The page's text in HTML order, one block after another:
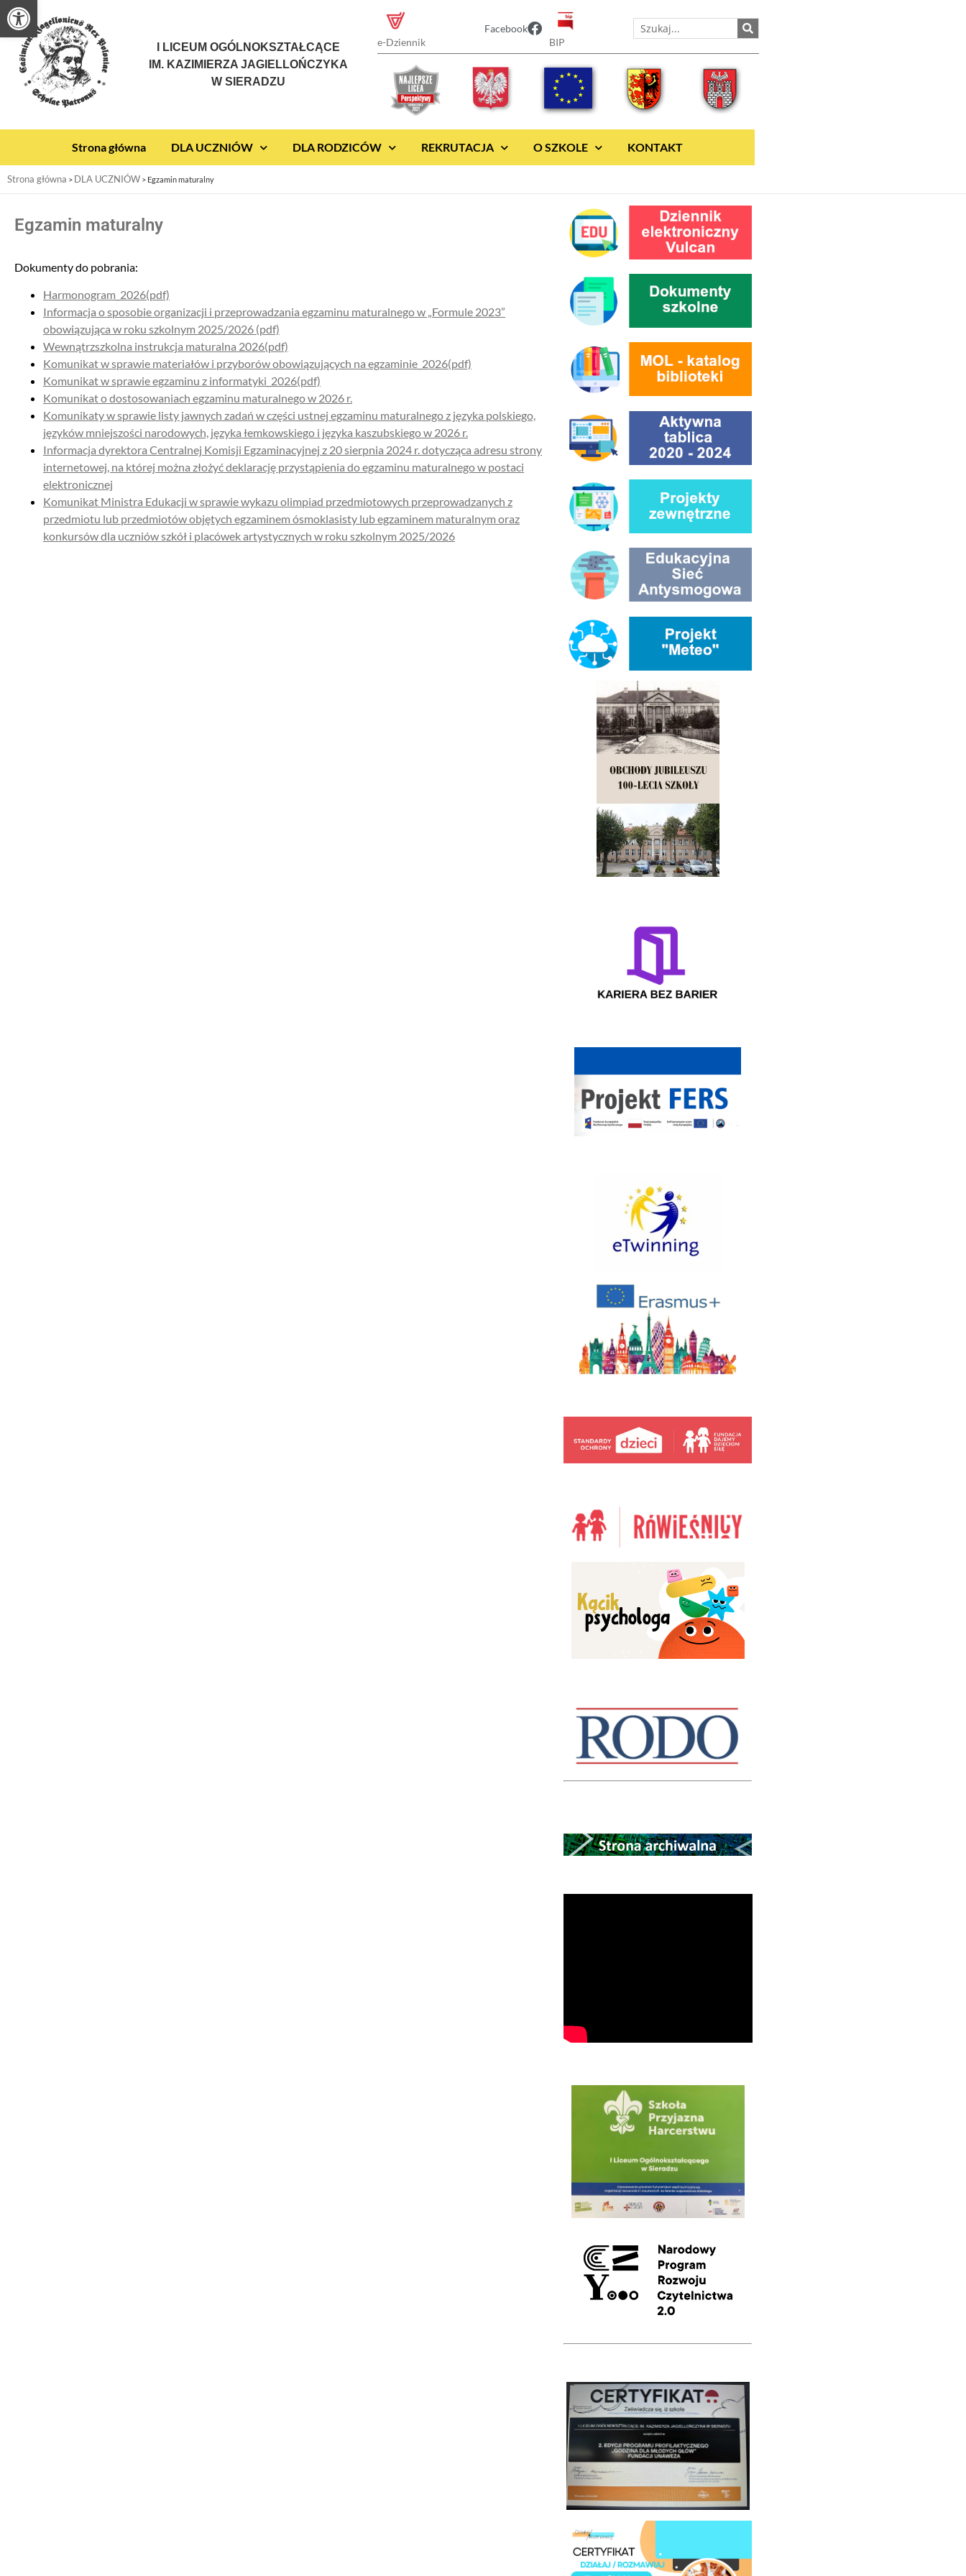
Otwórz pasek narzędzi
I LICEUM OGÓLNOKSZTAŁCĄCE
IM. KAZIMIERZA JAGIELLOŃCZYKA
W SIERADZU
e-Dziennik
Facebook
BIP
Strona główna DLA UCZNIÓW DLA RODZICÓW REKRUTACJA O SZKOLE KONTAKT
Strona główna > DLA UCZNIÓW > Egzamin maturalny
Egzamin maturalny
Dokumenty do pobrania:
Harmonogram_2026(pdf)
Informacja o sposobie organizacji i przeprowadzania egzaminu maturalnego w „Formule 2023”
obowiązująca w roku szkolnym 2025/2026 (pdf)
Wewnątrzszkolna instrukcja maturalna 2026(pdf)
Komunikat w sprawie materiałów i przyborów obowiązujących na egzaminie_2026(pdf)
Komunikat w sprawie egzaminu z informatyki_2026(pdf)
Komunikat o dostosowaniach egzaminu maturalnego w 2026 r.
Komunikaty w sprawie listy jawnych zadań w części ustnej egzaminu maturalnego z języka polskiego,
języków mniejszości narodowych, języka łemkowskiego i języka kaszubskiego w 2026 r.
Informacja dyrektora Centralnej Komisji Egzaminacyjnej z 20 sierpnia 2024 r. dotycząca adresu strony
internetowej, na której można złożyć deklarację przystąpienia do egzaminu maturalnego w postaci
elektronicznej
Komunikat Ministra Edukacji w sprawie wykazu olimpiad przedmiotowych przeprowadzanych z
przedmiotu lub przedmiotów objętych egzaminem ósmoklasisty lub egzaminem maturalnym oraz
konkursów dla uczniów szkół i placówek artystycznych w roku szkolnym 2025/2026